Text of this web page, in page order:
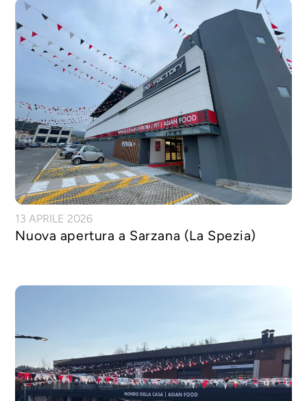
13 APRILE 2026
Nuova apertura a Sarzana (La Spezia)